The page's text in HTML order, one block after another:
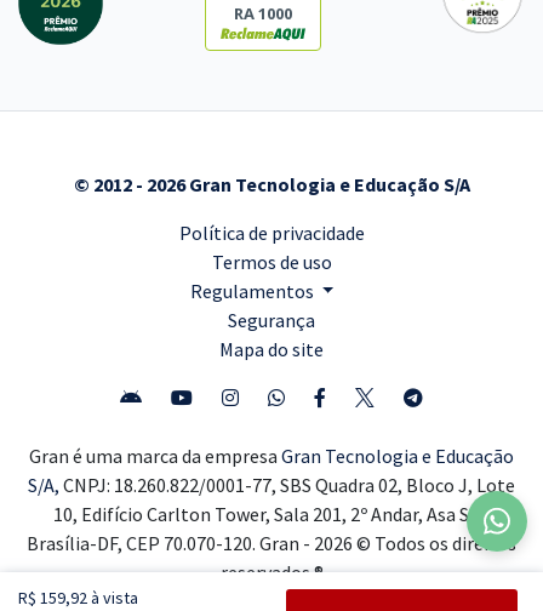
R$ 159,92 à vista
RA 1000
© 2012 - 2026 Gran Tecnologia e Educação S/A
Política de privacidade
Termos de uso
Regulamentos
Segurança
Mapa do site
Gran é uma marca da empresa Gran Tecnologia e Educação
S/A, CNPJ: 18.260.822/0001-77, SBS Quadra 02, Bloco J, Lote
10, Edifício Carlton Tower, Sala 201, 2º Andar, Asa Sul,
Brasília-DF, CEP 70.070-120. Gran - 2026 © Todos os direitos
reservados ®